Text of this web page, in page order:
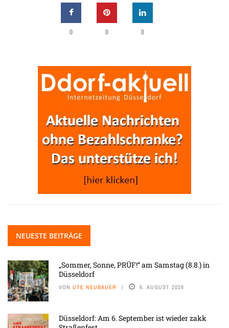
0 0 0
NEUESTE BEITRÄGE
„Sommer, Sonne, PRÜF!“ am Samstag (8.8.) in
Düsseldorf
VON UTE NEUBAUER 6. AUGUST 2026
Düsseldorf: Am 6. September ist wieder zakk